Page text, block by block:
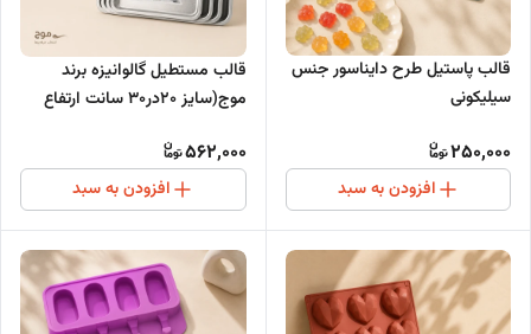
قالب پاستیل طرح دایناسور جنس
سیلیکونی
250,000
افزودن به سبد
قالب مستطیل گالوانیزه برند
موج(سایز 20در30 سانت ارتفاع
562,000
افزودن به سبد